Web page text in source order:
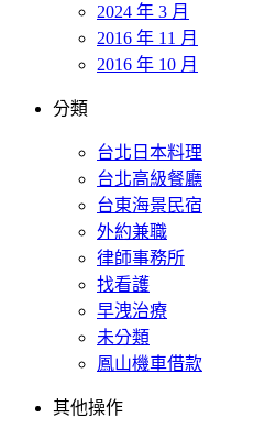
2024 年 3 月
2016 年 11 月
2016 年 10 月
分類
台北日本料理
台北高級餐廳
台東海景民宿
外約兼職
律師事務所
找看護
早洩治療
未分類
鳳山機車借款
其他操作